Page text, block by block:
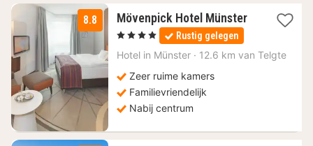
8.8 Mövenpick Hotel Münster2
nachten
146,30
, 4 Sterren Rustig gelegen
Hotel in Münster · 12.6 km van Telgte
Zeer ruime kamers
Familievriendelijk
Nabij centrum